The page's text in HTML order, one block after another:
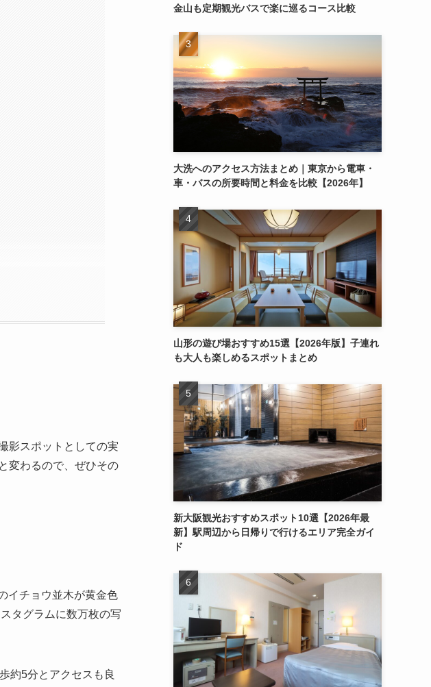
影スポットとしての実
変わるので、ぜひその
イチョウ並木が黄金色
タグラムに数万枚の写
約5分とアクセスも良
金山も定期観光バスで楽に巡るコース比較
大洗へのアクセス方法まとめ｜東京から電車・
車・バスの所要時間と料金を比較【2026年】
山形の遊び場おすすめ15選【2026年版】子連れ
も大人も楽しめるスポットまとめ
新大阪観光おすすめスポット10選【2026年最
新】駅周辺から日帰りで行けるエリア完全ガイ
ド